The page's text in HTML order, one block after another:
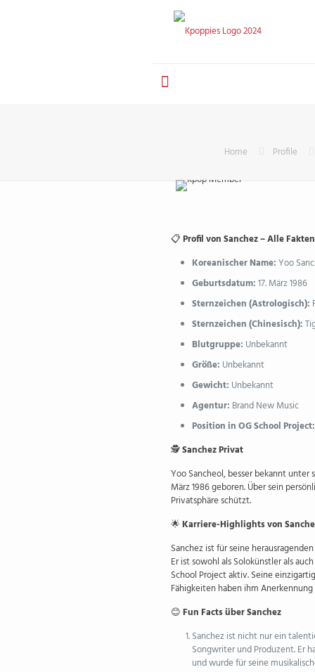
Home Profile
📋Profil von Sanchez – Alle Fakten
Koreanischer Name:Yoo
Geburtsdatum:17. März 1986
Sternzeichen (Astrologisch):
Sternzeichen (Chinesisch):
Blutgruppe: Unbekannt
Größe: Unbekannt
Gewicht: Unbekannt
Agentur: Brand New Music
Position in OG School Project:
🕵️Sanchez Privat
Yoo Sancheol, besser bekannt unter
März 1986 geboren. Über sein
Privatsphäre schützt.
🌟Karriere-Highlights von
Sanchez ist für seine
Er ist sowohl als Solokünstler als
School Project aktiv. Seine
Fähigkeiten haben ihm
😊Fun Facts über Sanchez
Sanchez ist nicht nur ein
Songwriter und Produzent. Er
und wurde für seine